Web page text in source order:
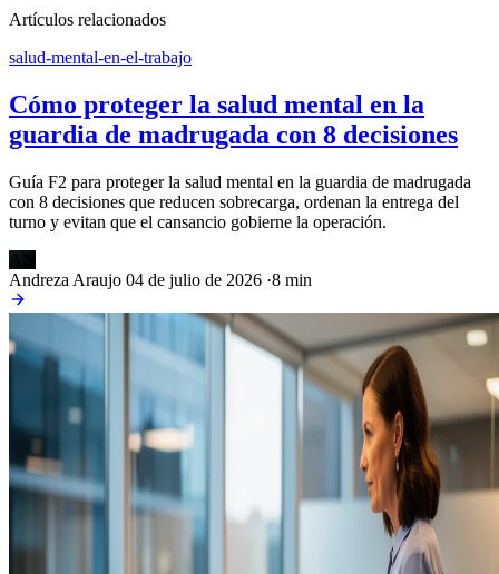
Artículos relacionados
salud-mental-en-el-trabajo
Cómo proteger la salud mental en la
guardia de madrugada con 8 decisiones
Guía F2 para proteger la salud mental en la guardia de madrugada
con 8 decisiones que reducen sobrecarga, ordenan la entrega del
turno y evitan que el cansancio gobierne la operación.
Andreza Araujo 04 de julio de 2026 ·8 min